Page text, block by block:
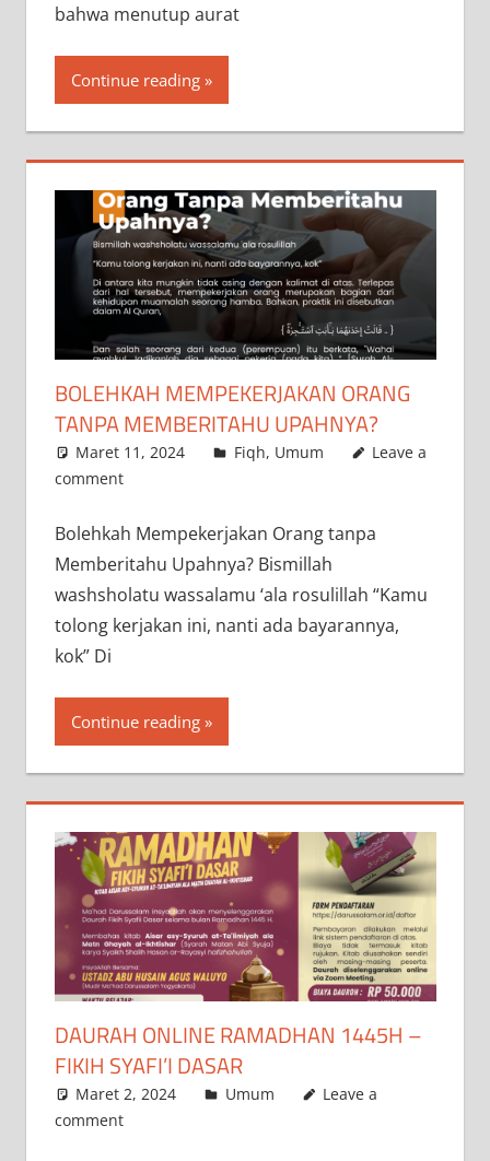
bahwa menutup aurat
Continue reading
BOLEHKAH MEMPEKERJAKAN ORANG
TANPA MEMBERITAHU UPAHNYA?
Maret 11, 2024 a.siddik
Fiqh, Umum
Leave a
comment
Bolehkah Mempekerjakan Orang tanpa
Memberitahu Upahnya? Bismillah
washsholatu wassalamu ‘ala rosulillah “Kamu
tolong kerjakan ini, nanti ada bayarannya,
kok” Di
Continue reading
DAURAH ONLINE RAMADHAN 1445H –
FIKIH SYAFI’I DASAR
Maret 2, 2024 admin
Umum
Leave a
comment